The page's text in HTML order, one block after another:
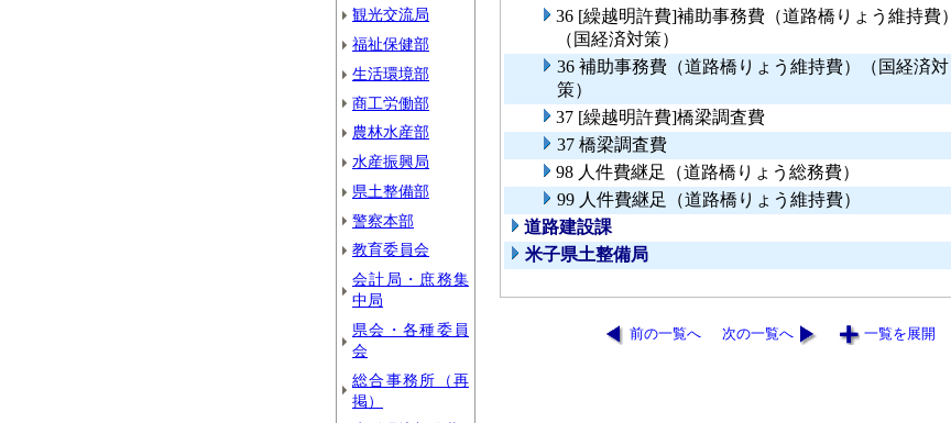
観光交流局
福祉保健部
生活環境部
商工労働部
農林水産部
水産振興局
県土整備部
警察本部
教育委員会
会計局・庶務集
中局
県会・各種委員
会
総合事務所（再
掲）
36 [繰越明許費]補助事務費（道路橋りょう維持費）
（国経済対策）
36 補助事務費（道路橋りょう維持費）（国経済対
策）
37 [繰越明許費]橋梁調査費
37 橋梁調査費
98 人件費継足（道路橋りょう総務費）
99 人件費継足（道路橋りょう維持費）
道路建設課
米子県土整備局
前の一覧へ 次の一覧へ 一覧を展開